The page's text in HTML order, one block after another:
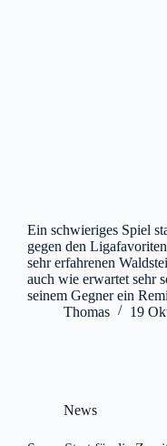
Ein schwieriges Spiel
gegen den
sehr erfahrenen
auch wie erwartet sehr
seinem Gegner ein
Thomas
19
News